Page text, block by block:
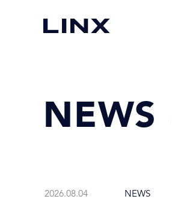
NEWS
2026.08.04 NEWS